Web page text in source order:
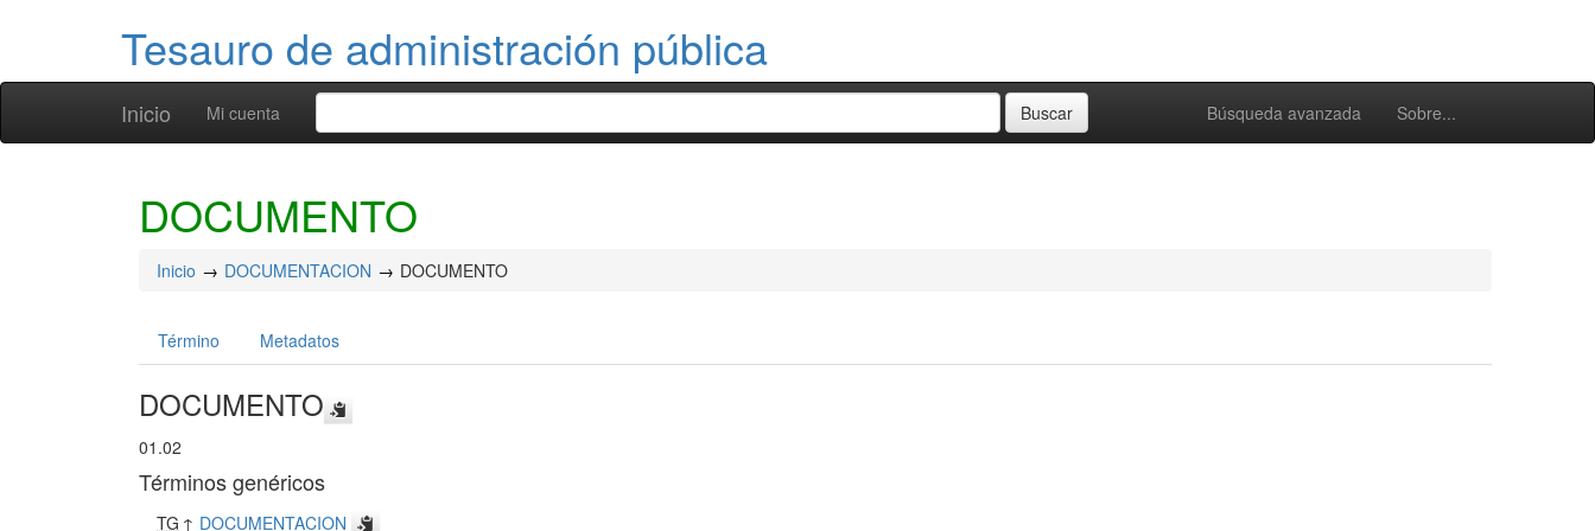
Tesauro de administración pública
Inicio Búsqueda avanzada Sobre...
Mi cuenta
DOCUMENTO
Inicio DOCUMENTACION DOCUMENTO
Término Metadatos
DOCUMENTO
01.02
Términos genéricos
TG ↑ DOCUMENTACION